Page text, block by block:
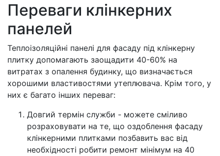
Переваги клінкерних
панелей
Теплоізоляційні панелі для фасаду під клінкерну
плитку допомагають заощадити 40-60% на
витратах з опалення будинку, що визначається
хорошими властивостями утеплювача. Крім того, у
них є багато інших переваг:
Довгий термін служби - можете сміливо
розраховувати на те, що оздоблення фасаду
клінкерними плитками позбавить вас від
необхідності робити ремонт мінімум на 40